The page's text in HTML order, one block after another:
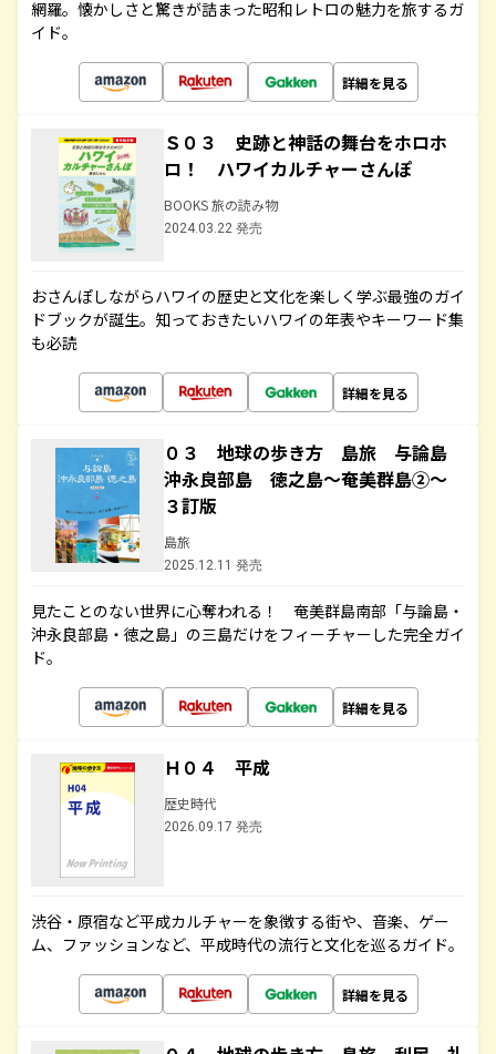
網羅。懐かしさと驚きが詰まった昭和レトロの魅力を旅するガ
イド。
詳細を見る
Ｓ０３ 史跡と神話の舞台をホロホ
ロ！ ハワイカルチャーさんぽ
BOOKS 旅の読み物
2024.03.22 発売
おさんぽしながらハワイの歴史と文化を楽しく学ぶ最強のガイ
ドブックが誕生。知っておきたいハワイの年表やキーワード集
も必読
詳細を見る
０３ 地球の歩き方 島旅 与論島
沖永良部島 徳之島～奄美群島②～
３訂版
島旅
2025.12.11 発売
見たことのない世界に心奪われる！ 奄美群島南部「与論島・
沖永良部島・徳之島」の三島だけをフィーチャーした完全ガイ
ド。
詳細を見る
Ｈ０４ 平成
歴史時代
2026.09.17 発売
渋谷・原宿など平成カルチャーを象徴する街や、音楽、ゲー
ム、ファッションなど、平成時代の流行と文化を巡るガイド。
詳細を見る